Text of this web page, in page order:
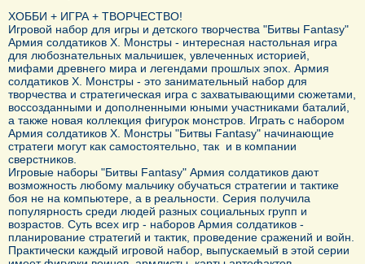
ХОББИ + ИГРА + ТВОРЧЕСТВО!
Игровой набор для игры и детского творчества "Битвы Fantasy"
Армия солдатиков X. Монстры - интересная настольная игра
для любознательных мальчишек, увлеченных историей,
мифами древнего мира и легендами прошлых эпох. Армия
солдатиков X. Монстры - это занимательный набор для
творчества и стратегическая игра с захватывающими сюжетами,
воссозданными и дополненными юными участниками баталий,
а также новая коллекция фигурок монстров. Играть с набором
Армия солдатиков X. Монстры "Битвы Fantasy" начинающие
стратеги могут как самостоятельно, так и в компании
сверстников.
Игровые наборы "Битвы Fantasy" Армия солдатиков дают
возможность любому мальчику обучаться стратегии и тактике
боя не на компьютере, а в реальности. Серия получила
популярность среди людей разных социальных групп и
возрастов. Суть всех игр - наборов Армия солдатиков -
планирование стратегий и тактик, проведение сражений и войн.
Практически каждый игровой набор, выпускаемый в этой серии